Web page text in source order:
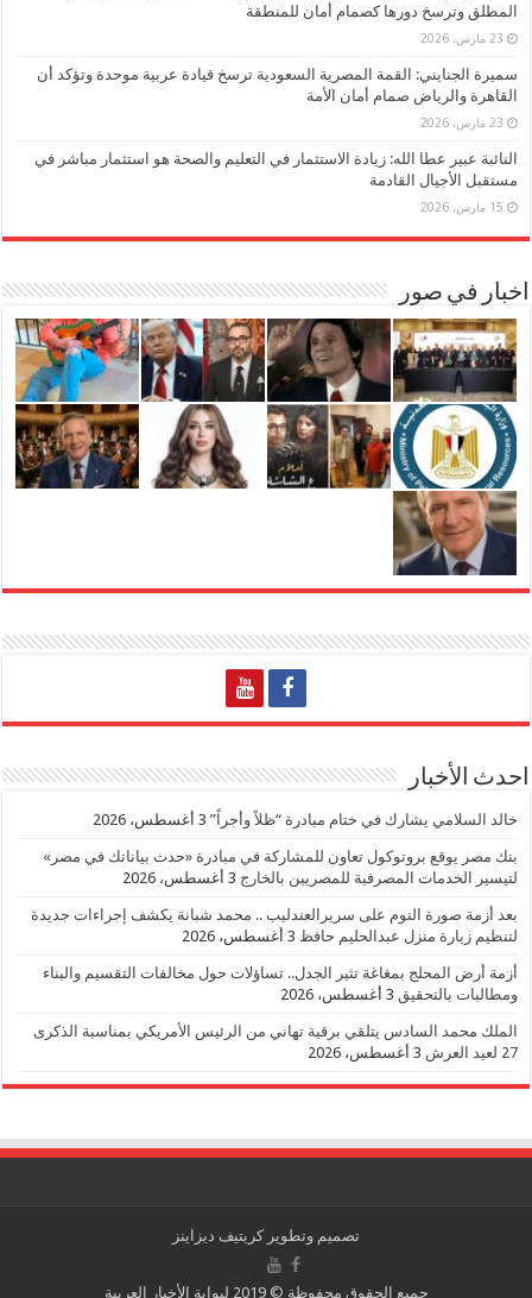
المطلق وترسخ دورها كصمام أمان للمنطقة
23 مارس، 2026
سميرة الجنايني: القمة المصرية السعودية ترسخ قيادة عربية موحدة وتؤكد أن
القاهرة والرياض صمام أمان الأمة
23 مارس، 2026
النائبة عبير عطا الله: زيادة الاستثمار في التعليم والصحة هو استثمار مباشر في
مستقبل الأجيال القادمة
15 مارس، 2026
اخبار في صور
احدث الأخبار
خالد السلامي يشارك في ختام مبادرة “ظلاً وأجراً” 3 أغسطس، 2026
بنك مصر يوقع بروتوكول تعاون للمشاركة في مبادرة «حدث بياناتك في مصر»
لتيسير الخدمات المصرفية للمصريين بالخارج 3 أغسطس، 2026
بعد أزمة صورة النوم على سريرالعندليب .. محمد شبانة يكشف إجراءات جديدة
لتنظيم زيارة منزل عبدالحليم حافظ 3 أغسطس، 2026
أزمة أرض المحلج بمغاغة تثير الجدل.. تساؤلات حول مخالفات التقسيم والبناء
ومطالبات بالتحقيق 3 أغسطس، 2026
الملك محمد السادس يتلقي برقية تهاني من الرئيس الأمريكي بمناسبة الذكرى
27 لعيد العرش
3 أغسطس، 2026
تصميم وتطويركريتيف ديزاينز
جميع الحقوق محفوظة © 2019 لبوابة الأخبار العربية